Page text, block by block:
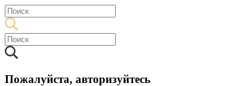
Пожалуйста, авторизуйтесь